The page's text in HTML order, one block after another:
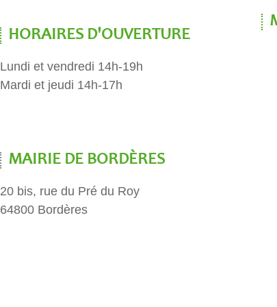
HORAIRES D'OUVERTURE
Lundi et vendredi 14h-19h
Mardi et jeudi 14h-17h
MAIRIE DE BORDÈRES
20 bis, rue du Pré du Roy
64800 Bordères